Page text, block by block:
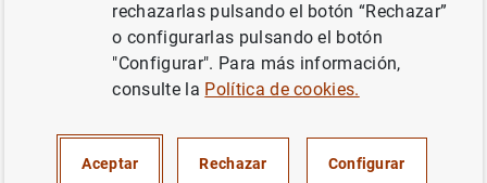
zona del euro: tercer trimestre
de 2023
rechazarlas pulsando el botón “Rechazar”
o configurarlas pulsando el botón
"Configurar". Para más información,
consulte la Política de cookies.
Aceptar Rechazar Configurar